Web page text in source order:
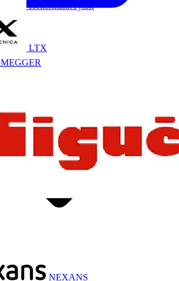
HellermannTyton
LTX
MEGGER
NEXANS